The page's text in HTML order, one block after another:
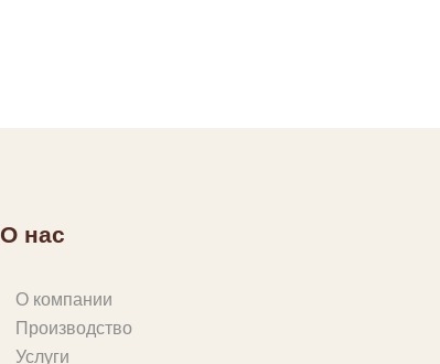
О нас
О компании
Производство
Услуги